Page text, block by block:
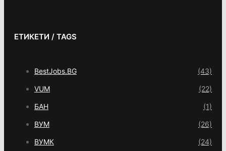
ЕТИКЕТИ / TAGS
BestJobs.BG (43)
VUM (22)
БАН (1)
ВУМ (26)
ВУМК (24)